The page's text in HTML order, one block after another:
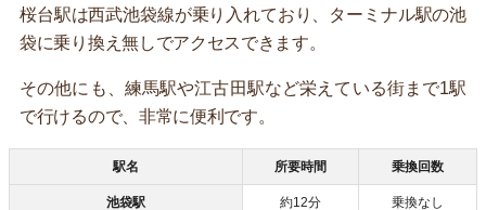
桜台駅は西武池袋線が乗り入れており、ターミナル駅の池
袋に乗り換え無しでアクセスできます。
その他にも、練馬駅や江古田駅など栄えている街まで1駅
で行けるので、非常に便利です。
駅名 所要時間 乗換回数
池袋駅 約12分 乗換なし